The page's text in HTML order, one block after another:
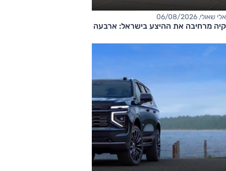
אלי שאולי, 06/08/2026
קיה מרחיבה את ההיצע בישראל: ארבעה דגמים חדשים בדרך